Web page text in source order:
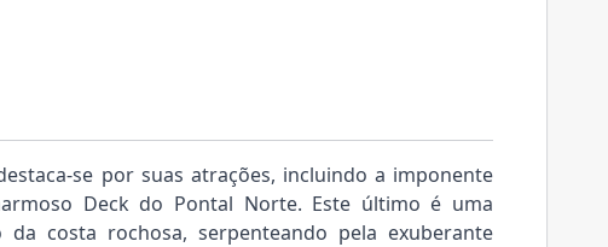
se por suas atrações, incluindo a imponente
Deck do Pontal Norte. Este último é uma
costa rochosa, serpenteando pela exuberante